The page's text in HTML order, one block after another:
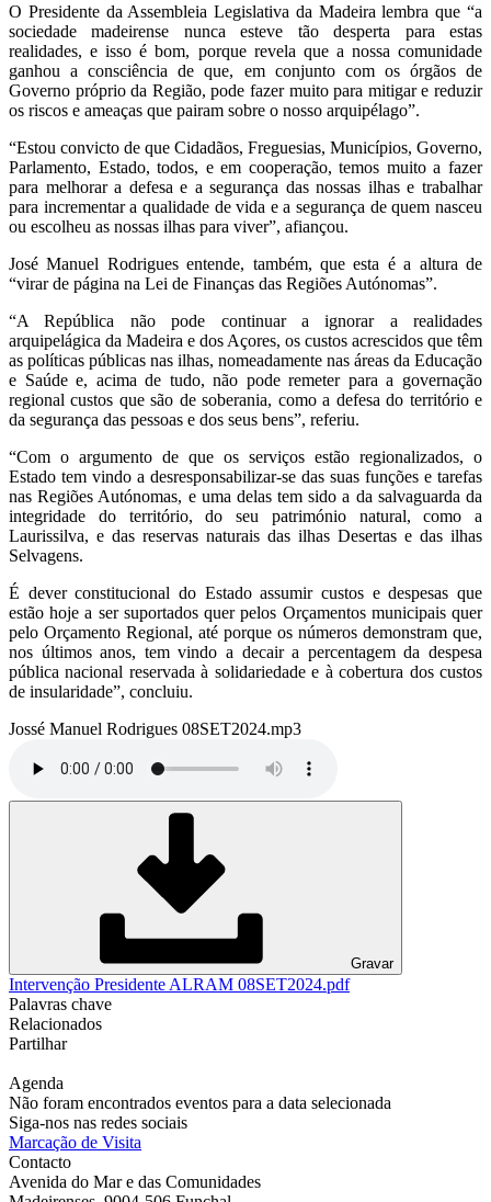
O Presidente da Assembleia Legislativa da Madeira lembra que “a
sociedade madeirense nunca esteve tão desperta para estas
realidades, e isso é bom, porque revela que a nossa comunidade
ganhou a consciência de que, em conjunto com os órgãos de
Governo próprio da Região, pode fazer muito para mitigar e reduzir
os riscos e ameaças que pairam sobre o nosso arquipélago”.
“Estou convicto de que Cidadãos, Freguesias, Municípios, Governo,
Parlamento, Estado, todos, e em cooperação, temos muito a fazer
para melhorar a defesa e a segurança das nossas ilhas e trabalhar
para incrementar a qualidade de vida e a segurança de quem nasceu
ou escolheu as nossas ilhas para viver”, afiançou.
José Manuel Rodrigues entende, também, que esta é a altura de
“virar de página na Lei de Finanças das Regiões Autónomas”.
“A República não pode continuar a ignorar a realidades
arquipelágica da Madeira e dos Açores, os custos acrescidos que têm
as políticas públicas nas ilhas, nomeadamente nas áreas da Educação
e Saúde e, acima de tudo, não pode remeter para a governação
regional custos que são de soberania, como a defesa do território e
da segurança das pessoas e dos seus bens”, referiu.
“Com o argumento de que os serviços estão regionalizados, o
Estado tem vindo a desresponsabilizar-se das suas funções e tarefas
nas Regiões Autónomas, e uma delas tem sido a da salvaguarda da
integridade do território, do seu património natural, como a
Laurissilva, e das reservas naturais das ilhas Desertas e das ilhas
Selvagens.
É dever constitucional do Estado assumir custos e despesas que
estão hoje a ser suportados quer pelos Orçamentos municipais quer
pelo Orçamento Regional, até porque os números demonstram que,
nos últimos anos, tem vindo a decair a percentagem da despesa
pública nacional reservada à solidariedade e à cobertura dos custos
de insularidade”, concluiu.
Jossé Manuel Rodrigues 08SET2024.mp3
Gravar
Intervenção Presidente ALRAM 08SET2024.pdf
Palavras chave
Relacionados
Partilhar
Agenda
Não foram encontrados eventos para a data selecionada
Siga-nos nas redes sociais
Marcação de Visita
Contacto
Avenida do Mar e das Comunidades